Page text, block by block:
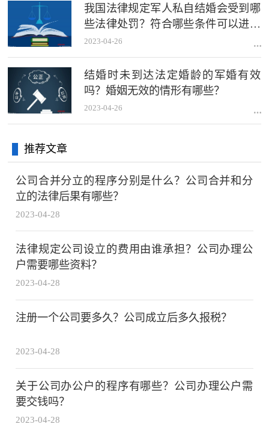
我国法律规定军人私自结婚会受到哪
些法律处罚？符合哪些条件可以进行
结婚登记？
2023-04-26
结婚时未到达法定婚龄的军婚有效
吗？婚姻无效的情形有哪些？
2023-04-26
推荐文章
公司合并分立的程序分别是什么？公司合并和分
立的法律后果有哪些？
2023-04-28
法律规定公司设立的费用由谁承担？公司办理公
户需要哪些资料？
2023-04-28
注册一个公司要多久？公司成立后多久报税？
2023-04-28
关于公司办公户的程序有哪些？公司办理公户需
要交钱吗？
2023-04-28